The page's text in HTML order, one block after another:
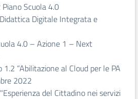
Scuola 4.0
Digitale Integrata e
4.0 – Azione 1 – Next
“Abilitazione al Cloud per le PA
2022
del Cittadino nei servizi